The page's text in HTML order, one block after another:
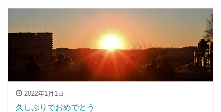
2022年1月1日
久しぶりでおめでとう